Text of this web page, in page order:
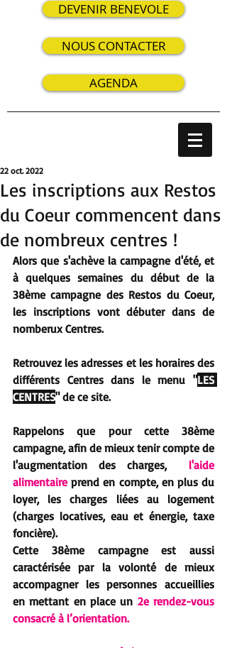
DEVENIR BENEVOLE
NOUS CONTACTER
AGENDA
Les inscriptions aux Restos
du Coeur commencent dans
de nombreux centres !
22 oct. 2022
Alors que s'achève la campagne d'été, et
à quelques semaines du début de la
38ème campagne des Restos du Coeur,
les inscriptions vont débuter dans de
nomberux Centres.
Retrouvez les adresses et les horaires des
différents Centres dans le menu "LES
CENTRES" de ce site.
Rappelons que pour cette 38ème
campagne, afin de mieux tenir compte de
l'augmentation des charges, l'aide
alimentaire prend en compte, en plus du
loyer, les charges liées au logement
(charges locatives, eau et énergie, taxe
foncière).
Cette 38ème campagne est aussi
caractérisée par la volonté de mieux
accompagner les personnes accueillies
en mettant en place un 2e rendez-vous
consacré à l’orientation.